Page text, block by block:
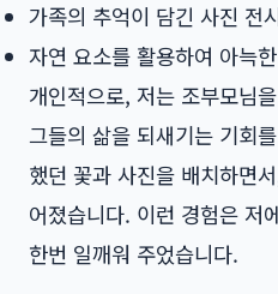
가족의 추억이 담긴 사진 전
자연 요소를 활용하여 아늑
개인적으로, 저는 조부모님
그들의 삶을 되새기는 기회
했던 꽃과 사진을 배치하면
어졌습니다. 이런 경험은 저
한번 일깨워 주었습니다.